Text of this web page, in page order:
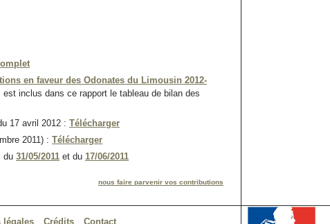
en faveur des Odonates du Limousin 2012-
inclus dans ce rapport le tableau de bilan des
17 avril 2012 : Télécharger
2011) : Télécharger
du 31/05/2011 et du 17/06/2011
nous faire parvenir vos contributions
légales Crédits Contact